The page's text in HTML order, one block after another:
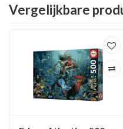
Vergelijkbare